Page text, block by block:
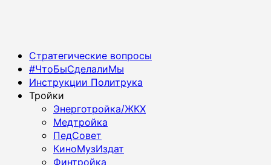
Основное
меню
Стратегические вопросы
#ЧтоБыСделалиМы
Инструкции Политрука
Тройки
Энерготройка/ЖКХ
Медтройка
ПедСовет
КиноМузИздат
Финтройка